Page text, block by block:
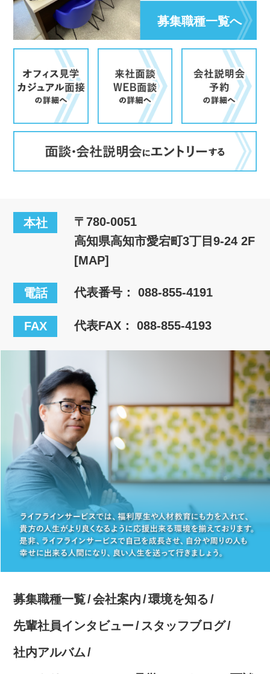
募集職種一覧へ
本社
〒780-0051
高知県高知市愛宕町3丁目9-24 2F
[MAP]
電話 代表番号：088-855-4191
FAX 代表FAX： 088-855-4193
募集職種一覧 会社案内
環境を知る
先輩社員インタビュー
スタッフブログ
社内アルバム